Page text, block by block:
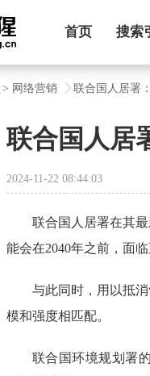
首页 搜索
> 网络营销 联合国人居署
联合国人居
2024-11-22 08:44:03
联合国人居署在其
能会在2040年之前，面
与此同时，用以抵
模和强度相匹配。
联合国环境规划署